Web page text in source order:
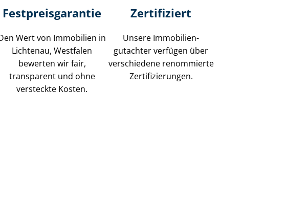
Festpreis​garantie
Wert von Immobilien in
Lichtenau, Westfalen
bewerten wir fair,
transparent und ohne
versteckte Kosten.
Zertifiziert
Unsere Immobilien­
gutachter verfügen über
verschiedene renommierte
Zer­ti­fi­zie­run­gen.